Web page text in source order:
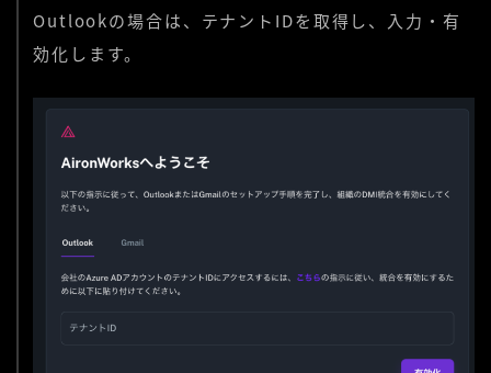
Outlookの場合は、テナントIDを取得し、入力・有
効化します。